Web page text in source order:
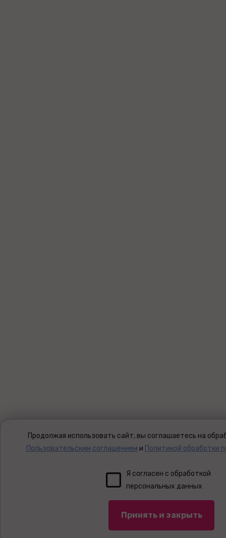
Продолжая использовать сайт, вы соглашаетесь на
Пользовательским соглашением и Политикой обработки
Я согласен с обработкой
персональных данных
Принять и закрыть